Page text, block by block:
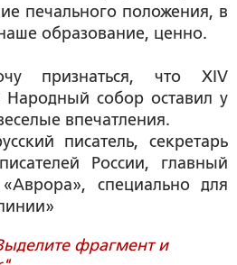
печального положения, в
образование, ценно.
признаться, что XIV
Народный собор оставил у
впечатления.
писатель, секретарь
России, главный
специально для
фрагмент и